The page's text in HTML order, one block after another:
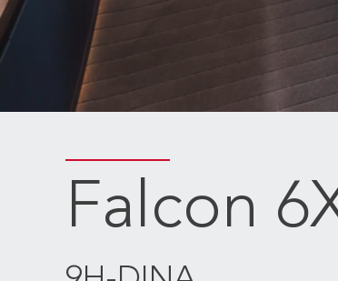
Falcon